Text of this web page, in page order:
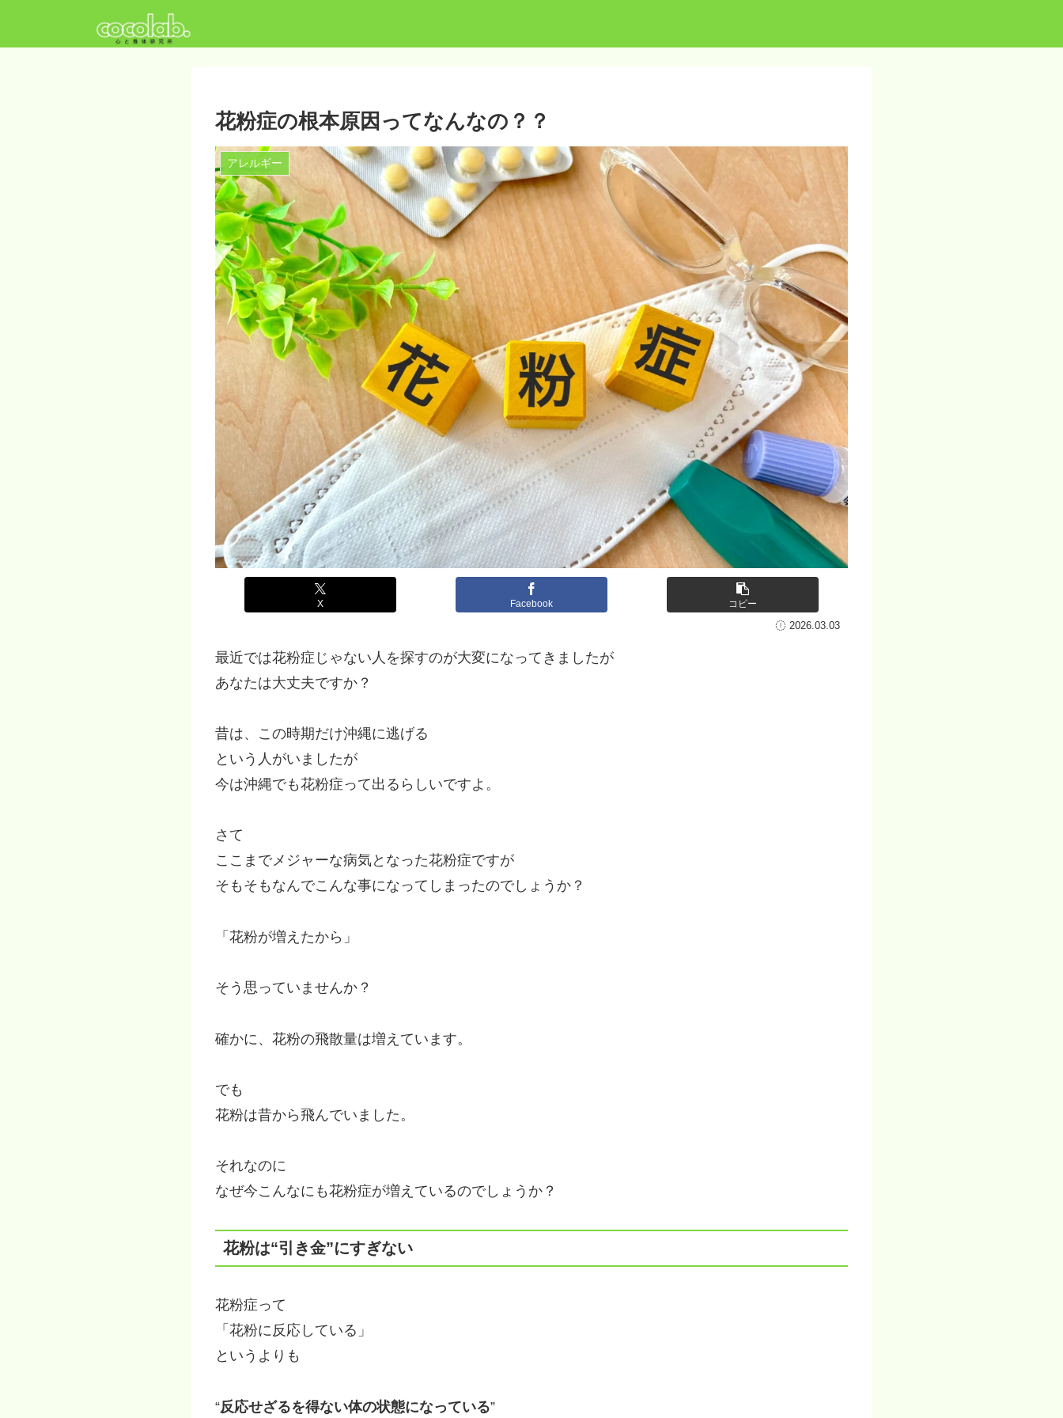
花粉症の根本原因ってなんなの？？
アレルギー
X Facebook コピー
2026.03.03
最近では花粉症じゃない人を探すのが大変になってきましたが
あなたは大丈夫ですか？
昔は、この時期だけ沖縄に逃げる
という人がいましたが
今は沖縄でも花粉症って出るらしいですよ。
さて
ここまでメジャーな病気となった花粉症ですが
そもそもなんでこんな事になってしまったのでしょうか？
「花粉が増えたから」
そう思っていませんか？
確かに、花粉の飛散量は増えています。
でも
花粉は昔から飛んでいました。
それなのに
なぜ今こんなにも花粉症が増えているのでしょうか？
花粉は“引き金”にすぎない
花粉症って
「花粉に反応している」
というよりも
“反応せざるを得ない体の状態になっている”